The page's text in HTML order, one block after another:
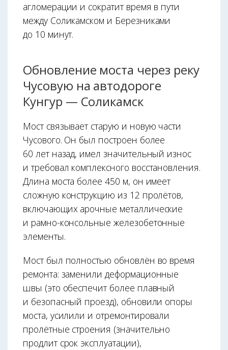
агломерации и сократит время в пути
между Соликамском и Березниками
до 10 минут.
Обновление моста через реку
Чусовую на автодороге
Кунгур — Соликамск
Мост связывает старую и новую части
Чусового. Он был построен более
60 лет назад, имел значительный износ
и требовал комплексного восстановления.
Длина моста более 450 м, он имеет
сложную конструкцию из 12 пролётов,
включающих арочные металлические
и рамно-консольные железобетонные
элементы.
Мост был полностью обновлён во время
ремонта: заменили деформационные
швы (это обеспечит более плавный
и безопасный проезд), обновили опоры
моста, усилили и отремонтировали
пролётные строения (значительно
продлит срок эксплуатации),